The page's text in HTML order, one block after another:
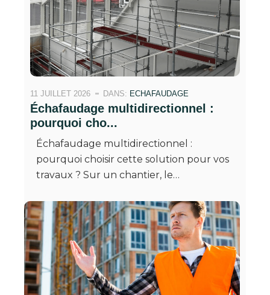
11 JUILLET 2026 DANS: ECHAFAUDAGE
Échafaudage multidirectionnel :
pourquoi cho...
Échafaudage multidirectionnel :
pourquoi choisir cette solution pour vos
travaux ? Sur un chantier, le…